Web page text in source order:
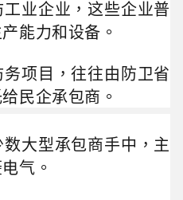
业企业，这些企业普
能力和设备。
务项目，往往由防卫省
民企承包商。
大型承包商手中，主
气。